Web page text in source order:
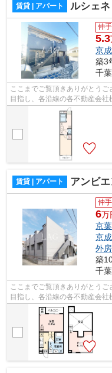
賃貸 | アパート ルシェ
仲
5.3
京
築3
千
ここまでご覧頂きありがとう
目指し、各沿線の各不動産会
様へ提供しております！最新の
賃貸 | アパート アンビエンテ
仲
6万
京
京
外
築
千
ここまでご覧頂きありがとう
目指し、各沿線の各不動産会
様へ提供しております！最新の